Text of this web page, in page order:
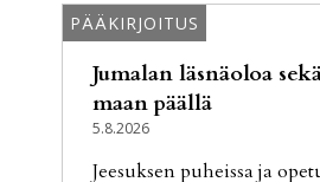
PÄÄKIRJOITUS
Jumalan läsnäoloa
maan päällä
5.8.2026
Jee­suk­sen pu­heis­sa ja